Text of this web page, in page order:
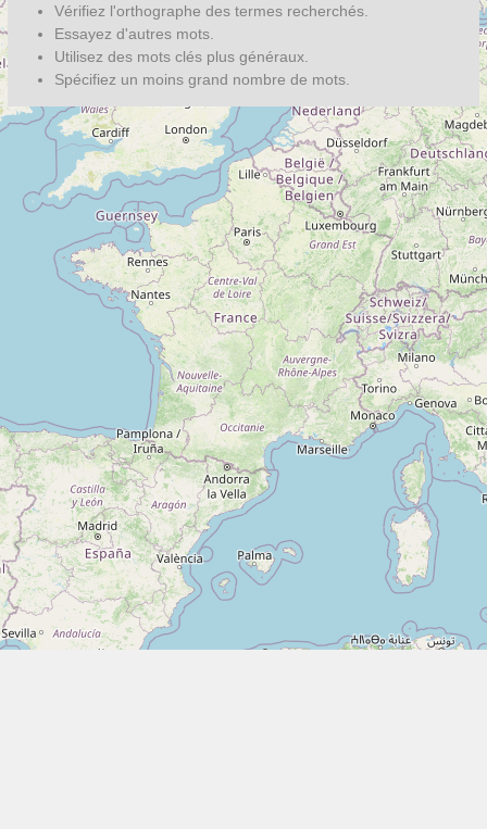
Vérifiez l'orthographe des termes recherchés.
Essayez d'autres mots.
Utilisez des mots clés plus généraux.
Spécifiez un moins grand nombre de mots.